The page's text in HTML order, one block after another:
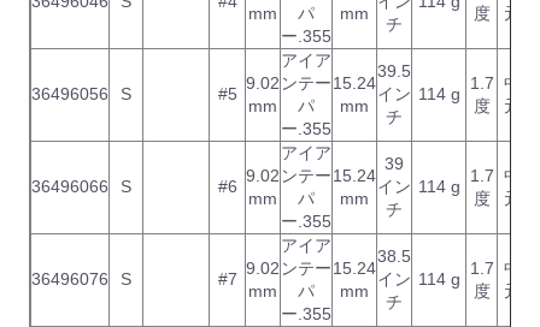
mm
パ
ー.355
mm
チ
度
元
36496056 S #5
9.02
mm
アイア
ンテー
パ
ー.355
15.24
mm
39.5
イン
チ
114 g
1.7
度
中
元
36496066 S #6
9.02
mm
アイア
ンテー
パ
ー.355
15.24
mm
39
イン
チ
114 g
1.7
度
中
元
36496076 S #7
9.02
mm
アイア
ンテー
パ
ー.355
15.24
mm
38.5
イン
チ
114 g
1.7
度
中
元